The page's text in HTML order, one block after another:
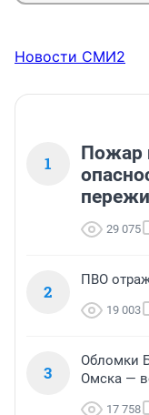
Новости СМИ2
1
Пожар
29 075
2
ПВО
19 003
3
Обломки
Омска —
17 758